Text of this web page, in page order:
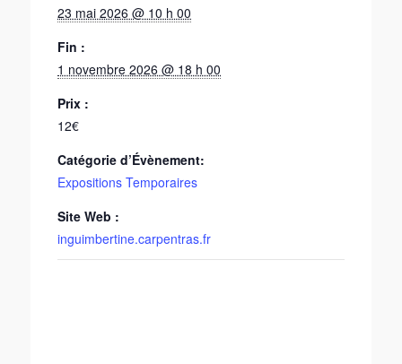
23 mai 2026 @ 10 h 00
Fin :
1 novembre 2026 @ 18 h 00
Prix :
12€
Catégorie d’Évènement:
Expositions Temporaires
Site Web :
inguimbertine.carpentras.fr